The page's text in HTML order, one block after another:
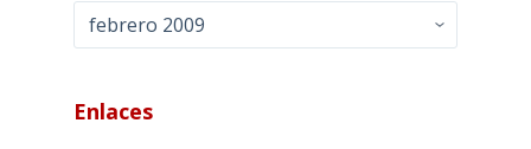
Archivo
Enlaces